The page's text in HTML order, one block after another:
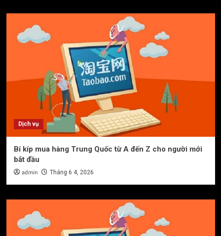
Dịch vụ
Bí kíp mua hàng Trung Quốc từ A đến Z cho người mới
bắt đầu
admin Tháng 6 4, 2026